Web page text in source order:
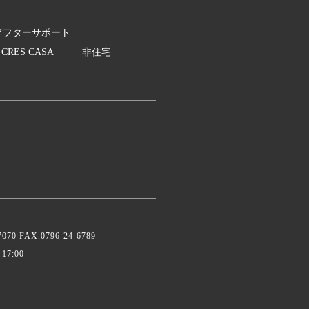
フターサポート
CRES CASA
非住宅
FAX.0796-24-6789